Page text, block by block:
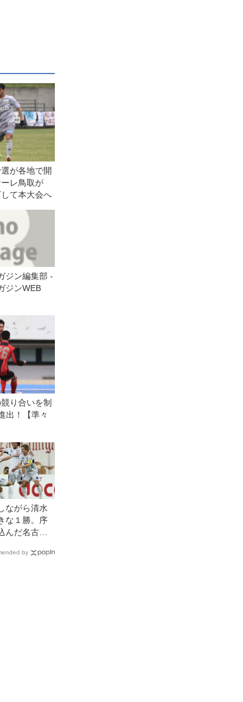
が各地で開
レ鳥取が
て本大会へ
ジン編集部 -
ジンWEB
り合いを制
出！【準々
ながら清水
な１勝。序
んだ名古屋
戦
by